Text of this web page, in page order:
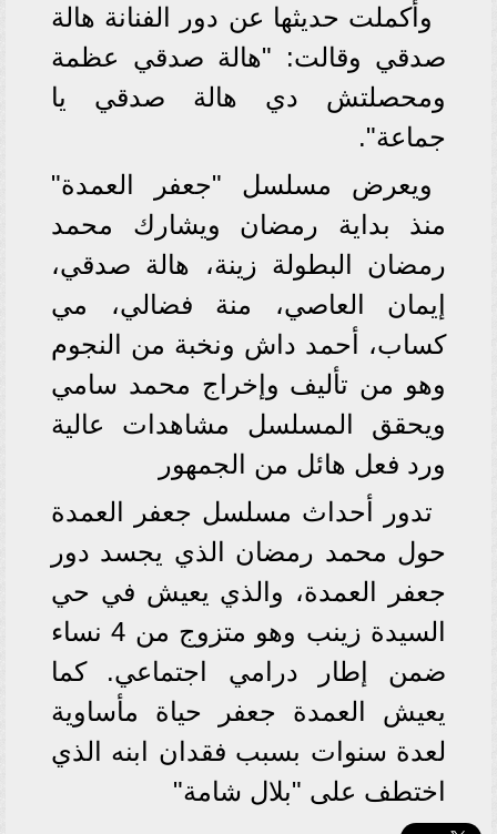
وأكملت حديثها عن دور الفنانة هالة
صدقي وقالت: "هالة صدقي عظمة
ومحصلتش دي هالة صدقي يا
جماعة".
ويعرض مسلسل "جعفر العمدة"
منذ بداية رمضان ويشارك محمد
رمضان البطولة زينة، هالة صدقي،
إيمان العاصي، منة فضالي، مي
كساب، أحمد داش ونخبة من النجوم
وهو من تأليف وإخراج محمد سامي
ويحقق المسلسل مشاهدات عالية
ورد فعل هائل من الجمهور
تدور أحداث مسلسل جعفر العمدة
حول محمد رمضان الذي يجسد دور
جعفر العمدة، والذي يعيش في حي
السيدة زينب وهو متزوج من 4 نساء
ضمن إطار درامي اجتماعي. كما
يعيش العمدة جعفر حياة مأساوية
لعدة سنوات بسبب فقدان ابنه الذي
اختطف على "بلال شامة"